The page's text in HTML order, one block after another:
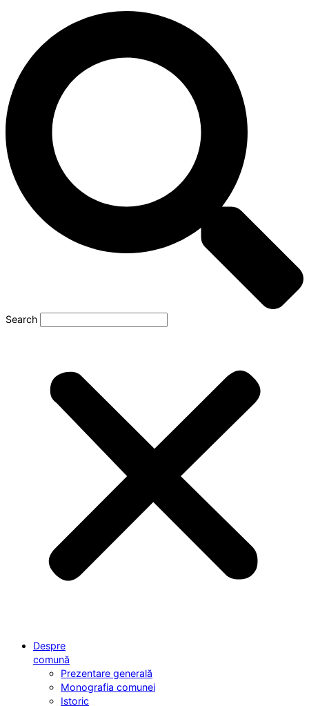
Search
Despre
comună
Prezentare generală
Monografia comunei
Istoric